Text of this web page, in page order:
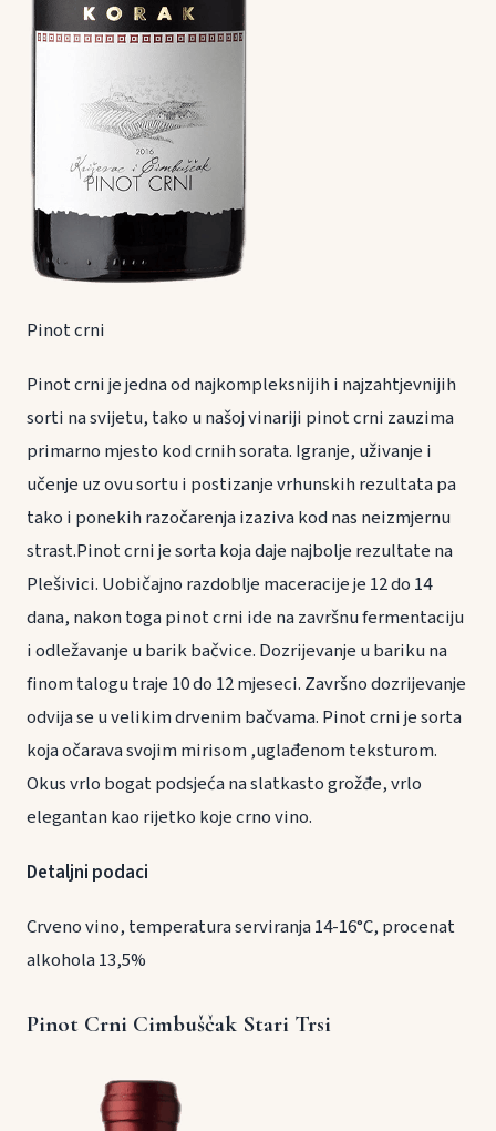
Pinot crni
Pinot crni je jedna od najkompleksnijih i najzahtjevnijih
sorti na svijetu, tako u našoj vinariji pinot crni zauzima
primarno mjesto kod crnih sorata. Igranje, uživanje i
učenje uz ovu sortu i postizanje vrhunskih rezultata pa
tako i ponekih razočarenja izaziva kod nas neizmjernu
strast.Pinot crni je sorta koja daje najbolje rezultate na
Plešivici. Uobičajno razdoblje maceracije je 12 do 14
dana, nakon toga pinot crni ide na završnu fermentaciju
i odležavanje u barik bačvice. Dozrijevanje u bariku na
finom talogu traje 10 do 12 mjeseci. Završno dozrijevanje
odvija se u velikim drvenim bačvama. Pinot crni je sorta
koja očarava svojim mirisom ,uglađenom teksturom.
Okus vrlo bogat podsjeća na slatkasto grožđe, vrlo
elegantan kao rijetko koje crno vino.
Detaljni podaci
Crveno vino, temperatura serviranja 14-16°C, procenat
alkohola 13,5%
Pinot Crni Cimbuščak Stari Trsi